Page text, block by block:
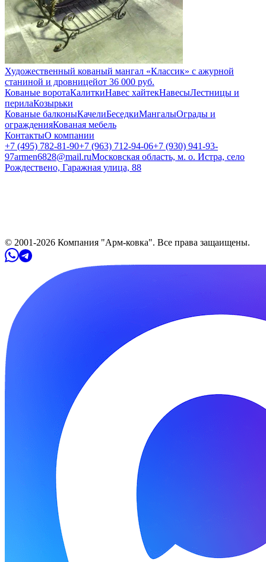
Художественный кованый мангал «Классик» с ажурной
станиной и дровницейот 36 000 руб.
Кованые воротаКалиткиНавес хайтекНавесыЛестницы и
перилаКозырьки
Кованые балконыКачелиБеседкиМангалыОграды и
огражденияКованая мебель
КонтактыО компании
+7 (495) 782-81-90+7 (963) 712-94-06+7 (930) 941-93-
97armen6828@mail.ruМосковская область, м. о. Истра, село
Рождествено, Гаражная улица, 88
© 2001-2026 Компания "Арм-ковка". Все права защaищены.